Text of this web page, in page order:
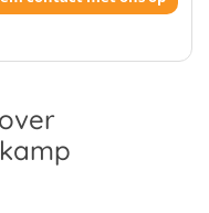
©OpenStreetMapcontributors